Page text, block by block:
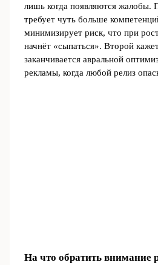
лишь когда появляются жалобы.
требует чуть больше
минимизирует риск, что при
начнёт «сыпаться». Второй
заканчивается авральной
рекламы, когда любой релиз
На что обратить внимание